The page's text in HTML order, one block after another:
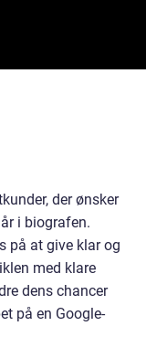
der ønsker
i biografen.
på at give klar og
med klare
dens chancer
på en Google-